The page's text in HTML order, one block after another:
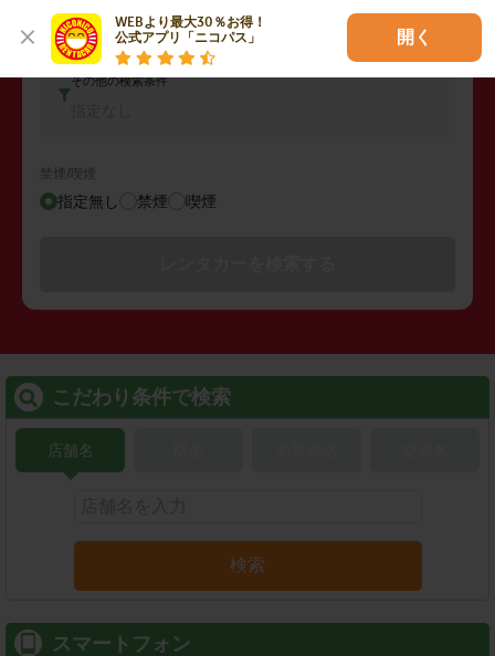
WEBより最大30％お得！
公式アプリ「ニコパス」
開く
コンパクトカー
その他の検索条件
禁煙/喫煙
指定無し 禁煙 喫煙
こだわり条件で検索
店舗名
検索
スマートフォン